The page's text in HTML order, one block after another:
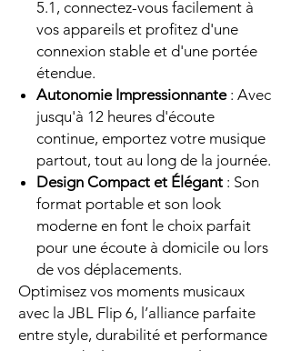
5.1, connectez-vous facilement à
vos appareils et profitez d'une
connexion stable et d'une portée
étendue.
Autonomie Impressionnante: Avec
jusqu'à 12 heures d'écoute
continue, emportez votre musique
partout, tout au long de la journée.
Design Compact et Élégant : Son
format portable et son look
moderne en font le choix parfait
pour une écoute à domicile ou lors
de vos déplacements.
Optimisez vos moments musicaux
avec la JBL Flip 6, l’alliance parfaite
entre style, durabilité et performance